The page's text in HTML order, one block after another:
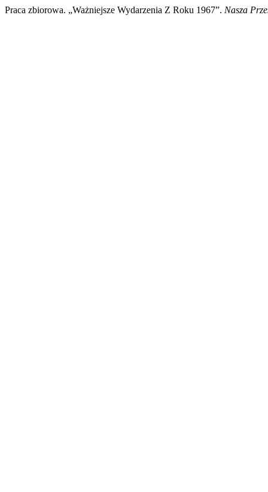
Praca zbiorowa. „Ważniejsze Wydarzenia Z Roku 1967”. Nasza